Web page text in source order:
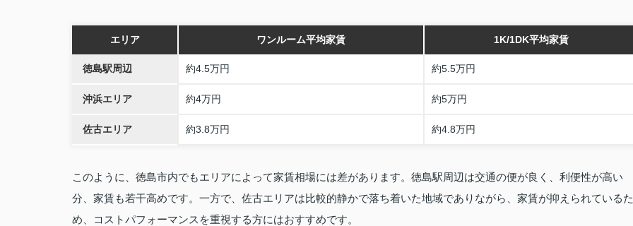
エリア ワンルーム平均家賃 1K/1DK平均家賃
徳島駅周辺 約4.5万円 約5.5万円
沖浜エリア 約4万円 約5万円
佐古エリア 約3.8万円 約4.8万円
このように、徳島市内でもエリアによって家賃相場には差があります。徳島駅周辺は交通の便が良く、利便性が高い
分、家賃も若干高めです。一方で、佐古エリアは比較的静かで落ち着いた地域でありながら、家賃が抑えられているた
め、コストパフォーマンスを重視する方にはおすすめです。